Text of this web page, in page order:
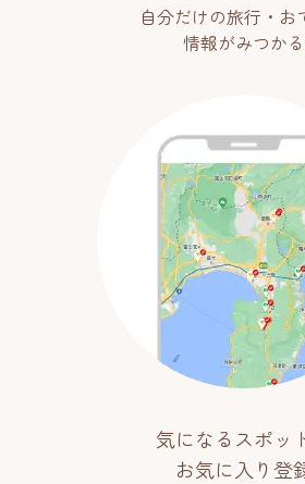
自分だけの旅行・お
情報がみつかる
気になるスポッ
お気に入り登